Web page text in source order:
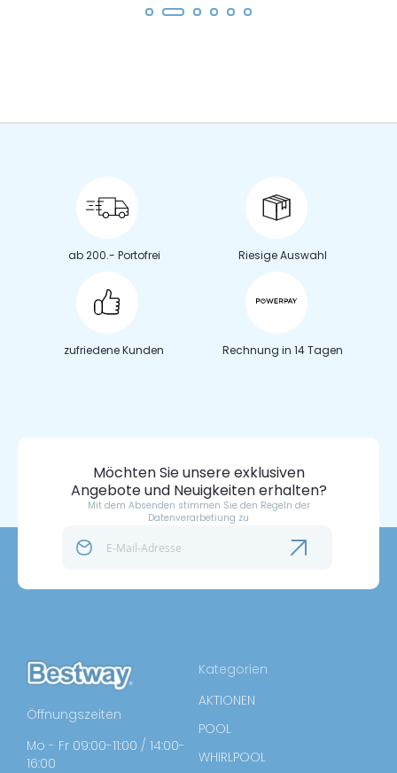
ab 200.- Portofrei Riesige Auswahl
zufriedene Kunden Rechnung in 14 Tagen
Möchten Sie unsere exklusiven
Angebote und Neuigkeiten erhalten?
Mit dem Absenden stimmen Sie den Regeln der
Datenverarbetiung zu
Öffnungszeiten
Mo - Fr 09:00-11:00 / 14:00-
16:00
Kategorien
AKTIONEN
POOL
WHIRLPOOL